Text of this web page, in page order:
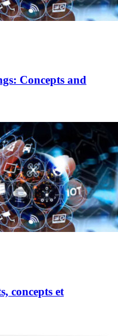
Concepts and
concepts et